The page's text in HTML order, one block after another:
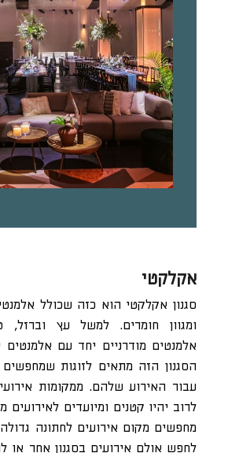
אקלקטי
סגנון אקלקטי הוא כזה שכולל
ומגוון חומרים. למשל עץ וברזל,
אלמנטים מודרניים יחד עם אלמנטים
הסגנון הזה מתאים לזוגות
עבור האירוע שלהם. ממקומות
לרוב יהיו קטנים ומיועדים
מחפשים מקום אירועים לחתונה
לחפש אולם אירועים בסגנון אחר או